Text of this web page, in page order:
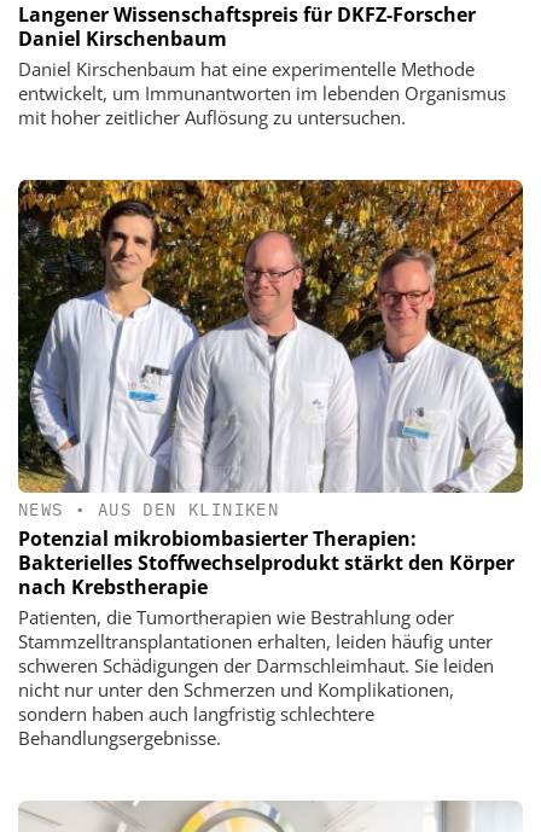
Langener Wissenschaftspreis für DKFZ-Forscher
Daniel Kirschenbaum
Daniel Kirschenbaum hat eine experimentelle Methode
entwickelt, um Immunantworten im lebenden Organismus
mit hoher zeitlicher Auflösung zu untersuchen.
NEWS • AUS DEN KLINIKEN
Potenzial mikrobiombasierter Therapien:
Bakterielles Stoffwechselprodukt stärkt den Körper
nach Krebstherapie
Patienten, die Tumortherapien wie Bestrahlung oder
Stammzelltransplantationen erhalten, leiden häufig unter
schweren Schädigungen der Darmschleimhaut. Sie leiden
nicht nur unter den Schmerzen und Komplikationen,
sondern haben auch langfristig schlechtere
Behandlungsergebnisse.